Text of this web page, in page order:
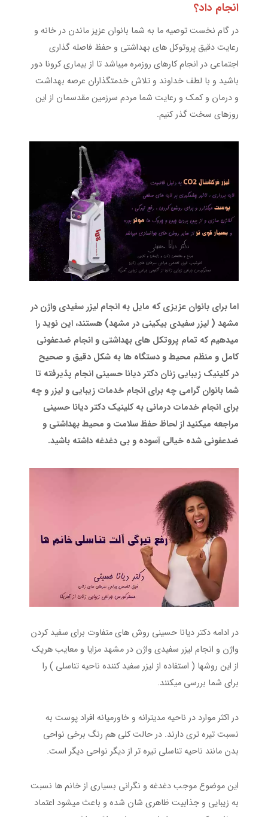
انجام داد؟
در گام نخست توصیه ما به شما بانوان عزیز ماندن در خانه و
رعایت دقیق پروتوکل های بهداشتی و حفظ فاصله گذاری
اجتماعی در انجام کارهای روزمره میباشد تا از بیماری کرونا دور
باشید و با لطف خداوند و تلاش خدمتگذاران عرصه بهداشت
و درمان و کمک و رعایت شما مردم سرزمین مقدسمان از این
روزهای سخت گذر کنیم.
اما برای بانوان عزیزی که مایل به انجام لیزر سفیدی واژن در
مشهد ( لیزر سفیدی بیکینی در مشهد) هستند، این نوید را
میدهیم که تمام پروتکل های بهداشتی و انجام ضدعفونی
کامل و منظم محیط و دستگاه ها به شکل دقیق و صحیح
در کلینیک زیبایی زنان دکتر دیانا حسینی انجام پذیرفته تا
شما بانوان گرامی چه برای انجام خدمات زیبایی و لیزر و چه
برای انجام خدمات درمانی به کلینیک دکتر دیانا حسینی
مراجعه میکنید از لحاظ حفظ سلامت و محیط بهداشتی و
ضدعفونی شده خیالی آسوده و بی دغدغه داشته باشید.
در ادامه دکتر دیانا حسینی روش های متفاوت برای سفید کردن
واژن و انجام لیزر سفیدی واژن در مشهد مزایا و معایب هریک
از این روشها ( استفاده از لیزر سفید کننده ناحیه تناسلی ) را
برای شما بررسی میکنند.
در اکثر موارد در ناحیه مدیترانه و خاورمیانه افراد پوست به
نسبت تیره تری دارند. در حالت کلی هم رنگ برخی نواحی
بدن مانند ناحیه تناسلی تیره تر از دیگر نواحی دیگر است.
این موضوع موجب دغدغه و نگرانی بسیاری از خانم ها نسبت
به زیبایی و جذابیت ظاهری شان شده و باعث میشود اعتماد